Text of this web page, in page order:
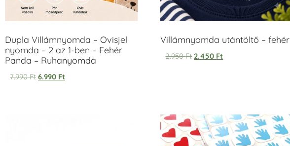
Dupla Villámnyomda – Ovisjel
nyomda – 2 az 1-ben – Fehér
Panda – Ruhanyomda
7.990Ft 6.990 Ft
Villámnyomda utántöltő – fehér
2.950Ft 2.450 Ft